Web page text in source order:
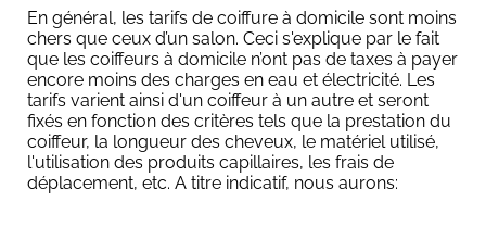
En général, les tarifs de coiffure à domicile sont moins
chers que ceux d’un salon. Ceci s'explique par le fait
que les coiffeurs à domicile n’ont pas de taxes à payer
encore moins des charges en eau et électricité. Les
tarifs varient ainsi d'un coiffeur à un autre et seront
fixés en fonction des critères tels que la prestation du
coiffeur, la longueur des cheveux, le matériel utilisé,
l'utilisation des produits capillaires, les frais de
déplacement, etc. A titre indicatif, nous aurons: